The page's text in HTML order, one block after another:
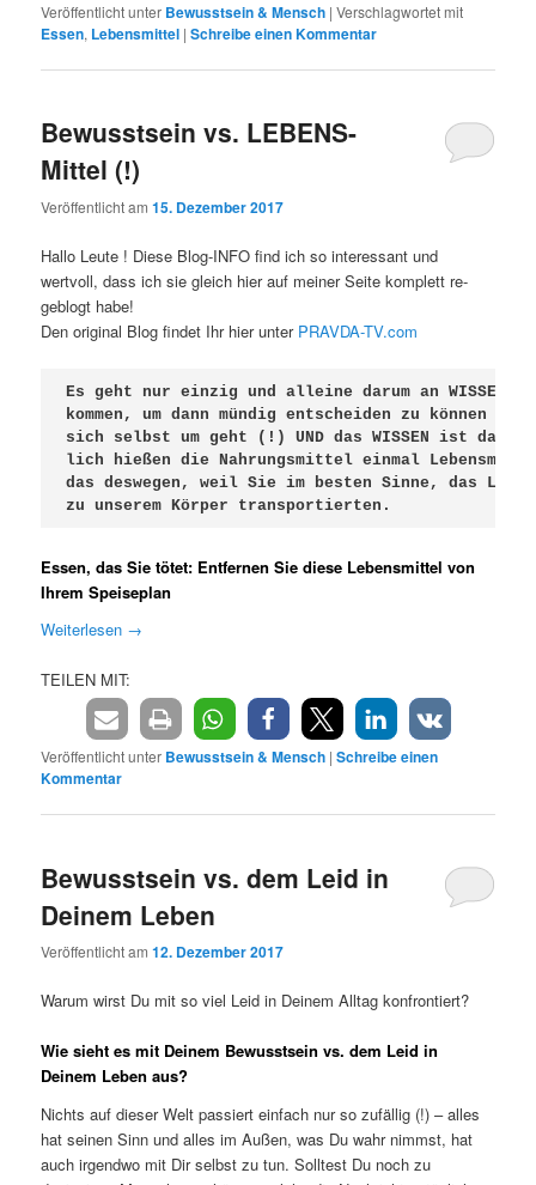
Veröffentlicht unter Bewusstsein & Mensch |Verschlagwortet mit
Essen, Lebensmittel |Schreibe einen Kommentar
Bewusstsein vs. LEBENS-
Mittel (!)
Veröffentlicht am15. Dezember 2017
Hallo Leute ! Diese Blog-INFO find ich so interessant und
wertvoll, dass ich sie gleich hier auf meiner Seite komplett re-
geblogt habe!
Den original Blog findet Ihr hier unter PRAVDA-TV.com
Es geht nur einzig und alleine darum an WISSEN
kommen, um dann mündig entscheiden zu können
sich selbst um geht (!) UND das WISSEN ist da -
lich hießen die Nahrungsmittel einmal
das deswegen, weil Sie im besten Sinne, das
zu unserem Körper transportierten.
Essen, das Sie tötet: Entfernen Sie diese Lebensmittel von
Ihrem Speiseplan
Weiterlesen →
TEILEN MIT:
Veröffentlicht unter Bewusstsein & Mensch |Schreibe einen
Kommentar
Bewusstsein vs. dem Leid in
Deinem Leben
Veröffentlicht am12. Dezember 2017
Warum wirst Du mit so viel Leid in Deinem Alltag konfrontiert?
Wie sieht es mit Deinem Bewusstsein vs. dem Leid in
Deinem Leben aus?
Nichts auf dieser Welt passiert einfach nur so zufällig (!) – alles
hat seinen Sinn und alles im Außen, was Du wahr nimmst, hat
auch irgendwo mit Dir selbst zu tun. Solltest Du noch zu